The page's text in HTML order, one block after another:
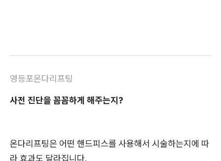
영등포온다리프팅
사전 진단을 꼼꼼하게 해주는지?
온다리프팅은 어떤 핸드피스를 사용해서 시술하는지에 따
라 효과도 달라집니다.